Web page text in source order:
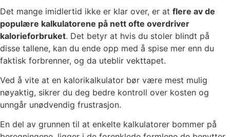
Det mange imidlertid ikke er klar over, er at flere av de
populære kalkulatorene på nett ofte overdriver
kalorieforbruket. Det betyr at hvis du stoler blindt på
disse tallene, kan du ende opp med å spise mer enn du
faktisk forbrenner, og da uteblir vekttapet.
Ved å vite at en kalorikalkulator bør være mest mulig
nøyaktig, sikrer du deg bedre kontroll over kosten og
unngår unødvendig frustrasjon.
En del av grunnen til at enkelte kalkulatorer bommer på